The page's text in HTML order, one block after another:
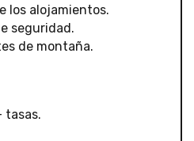
los alojamientos.
seguridad.
de montaña.
tasas.